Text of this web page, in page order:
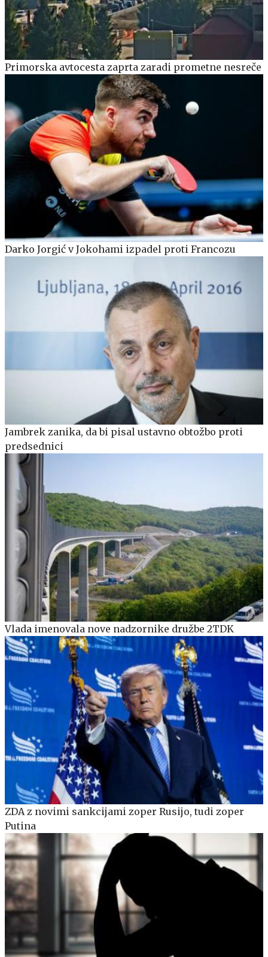
Primorska avtocesta zaprta zaradi prometne nesreče
Darko Jorgić v Jokohami izpadel proti Francozu
Jambrek zanika, da bi pisal ustavno obtožbo proti
predsednici
Vlada imenovala nove nadzornike družbe 2TDK
ZDA z novimi sankcijami zoper Rusijo, tudi zoper
Putina